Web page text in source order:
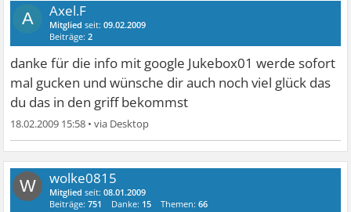
A Axel.F
Mitglied seit:09.02.2009
Beiträge:2
danke für die info mit google Jukebox01 werde sofort
mal gucken und wünsche dir auch noch viel glück das
du das in den griff bekommst
18.02.2009 15:58 •
W wolke0815
Mitglied seit:08.01.2009
Beiträge:751 Danke: 15 Themen:66